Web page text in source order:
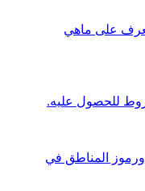
تعرف على ماهي
ورموز المناطق في